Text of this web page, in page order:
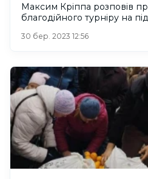
Максим Кріппа розповів
благодійного турніру на
30 бер. 2023 12:56